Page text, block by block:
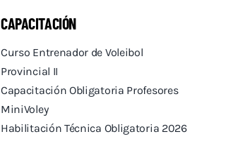
CAPACITACIÓN
Curso Entrenador de Voleibol
Provincial II
Capacitación Obligatoria Profesores
MiniVoley
Habilitación Técnica Obligatoria 2026